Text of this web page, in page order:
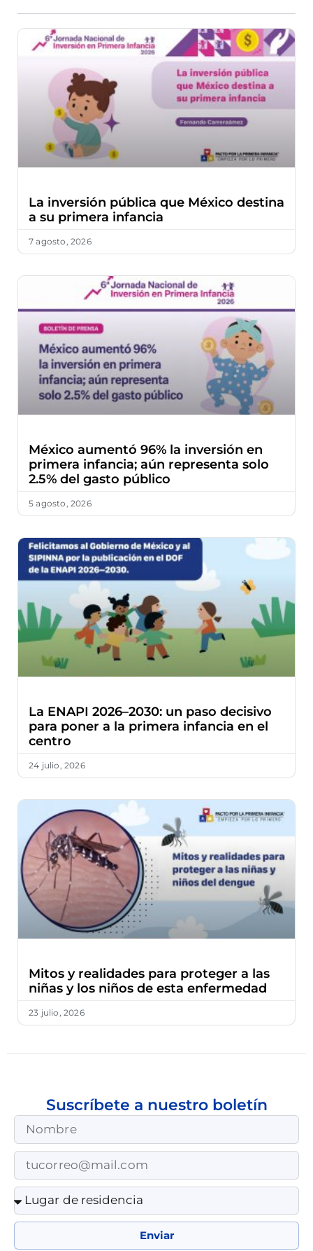
La inversión pública que México destina
a su primera infancia
7 agosto, 2026
México aumentó 96% la inversión en
primera infancia; aún representa solo
2.5% del gasto público
5 agosto, 2026
La ENAPI 2026–2030: un paso decisivo
para poner a la primera infancia en el
centro
24 julio, 2026
Mitos y realidades para proteger a las
niñas y los niños de esta enfermedad
23 julio, 2026
Enviar
Suscríbete a nuestro boletín